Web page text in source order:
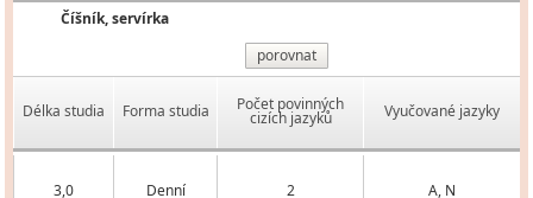
Číšník, servírka
porovnat
Délka studia Forma studia Počet povinných
cizích jazyků Vyučované jazyky
3,0 Denní 2 A, N